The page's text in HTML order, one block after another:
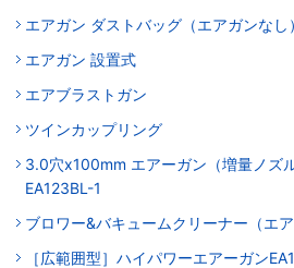
エアガン ダストバッグ（エアガンなし）
エアガン 設置式
エアブラストガン
ツインカップリング
3.0穴x100mm エアーガン（増量ノズ
EA123BL-1
ブロワー&バキュームクリーナー（エア
［広範囲型］ハイパワーエアーガン